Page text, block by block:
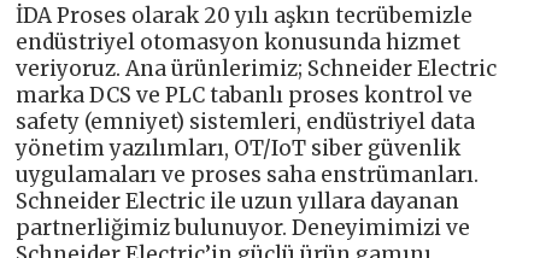
İDA Proses olarak 20 yılı aşkın tecrübemizle
endüstriyel otomasyon konusunda hizmet
veriyoruz. Ana ürünlerimiz; Schneider Electric
marka DCS ve PLC tabanlı proses kontrol ve
safety (emniyet) sistemleri, endüstriyel data
yönetim yazılımları, OT/IoT siber güvenlik
uygulamaları ve proses saha enstrümanları.
Schneider Electric ile uzun yıllara dayanan
partnerliğimiz bulunuyor. Deneyimimizi ve